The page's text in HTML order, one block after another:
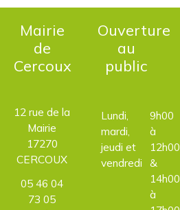
Mairie
de
Cercoux
12 rue de la
Mairie
17270
CERCOUX
05 46 04
73 05
Ouverture
au
public
Lundi,
mardi,
jeudi et
vendredi
9h00
à
12h00
&
14h00
à